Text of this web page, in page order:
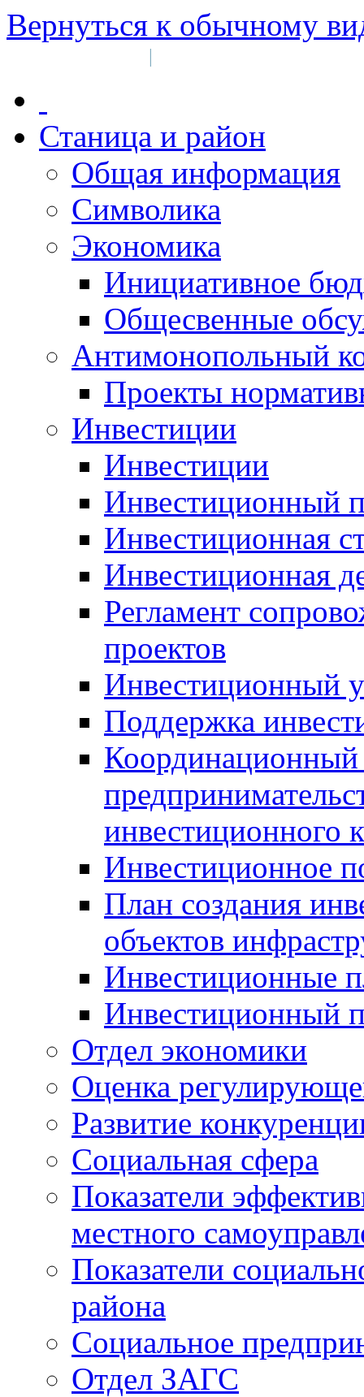
Вернуться к обычному
|
Станица и район
Общая информация
Символика
Экономика
Инициативное
Общесвенные
Антимонопольный
Проекты
Инвестиции
Инвестиции
Инвестиционный
Инвестиционная
Инвестиционная
Регламент
проектов
Инвестиционный
Поддержка
Координационный
инвестиционного
Инвестиционное
План создания
объектов
Инвестиционные
Инвестиционный
Отдел экономики
Оценка
Развитие
Социальная сфера
Показатели
местного
Показатели
района
Социальное
Отдел ЗАГС